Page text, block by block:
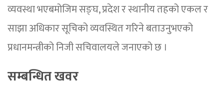
व्यवस्था भएबमोजिम सङ्घ, प्रदेश र स्थानीय तहको एकल र
साझा अधिकार सूचिको व्यवस्थित गरिने बताउनुभएको
प्रधानमन्त्रीको निजी सचिवालयले जनाएको छ ।
सम्बन्धित खवर